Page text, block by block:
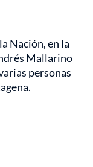
Nación, en la
Mallarino
personas